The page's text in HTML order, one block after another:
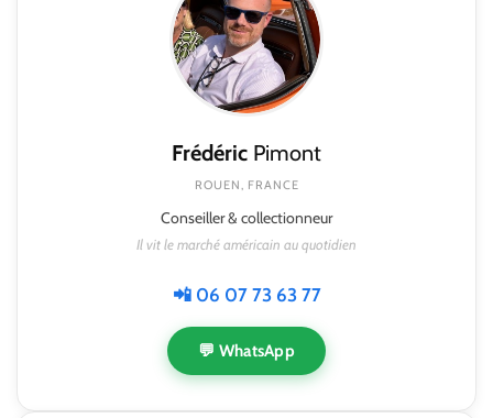
Frédéric Pimont
ROUEN, FRANCE
Conseiller & collectionneur
Il vit le marché américain au quotidien
📲 06 07 73 63 77
💬 WhatsApp